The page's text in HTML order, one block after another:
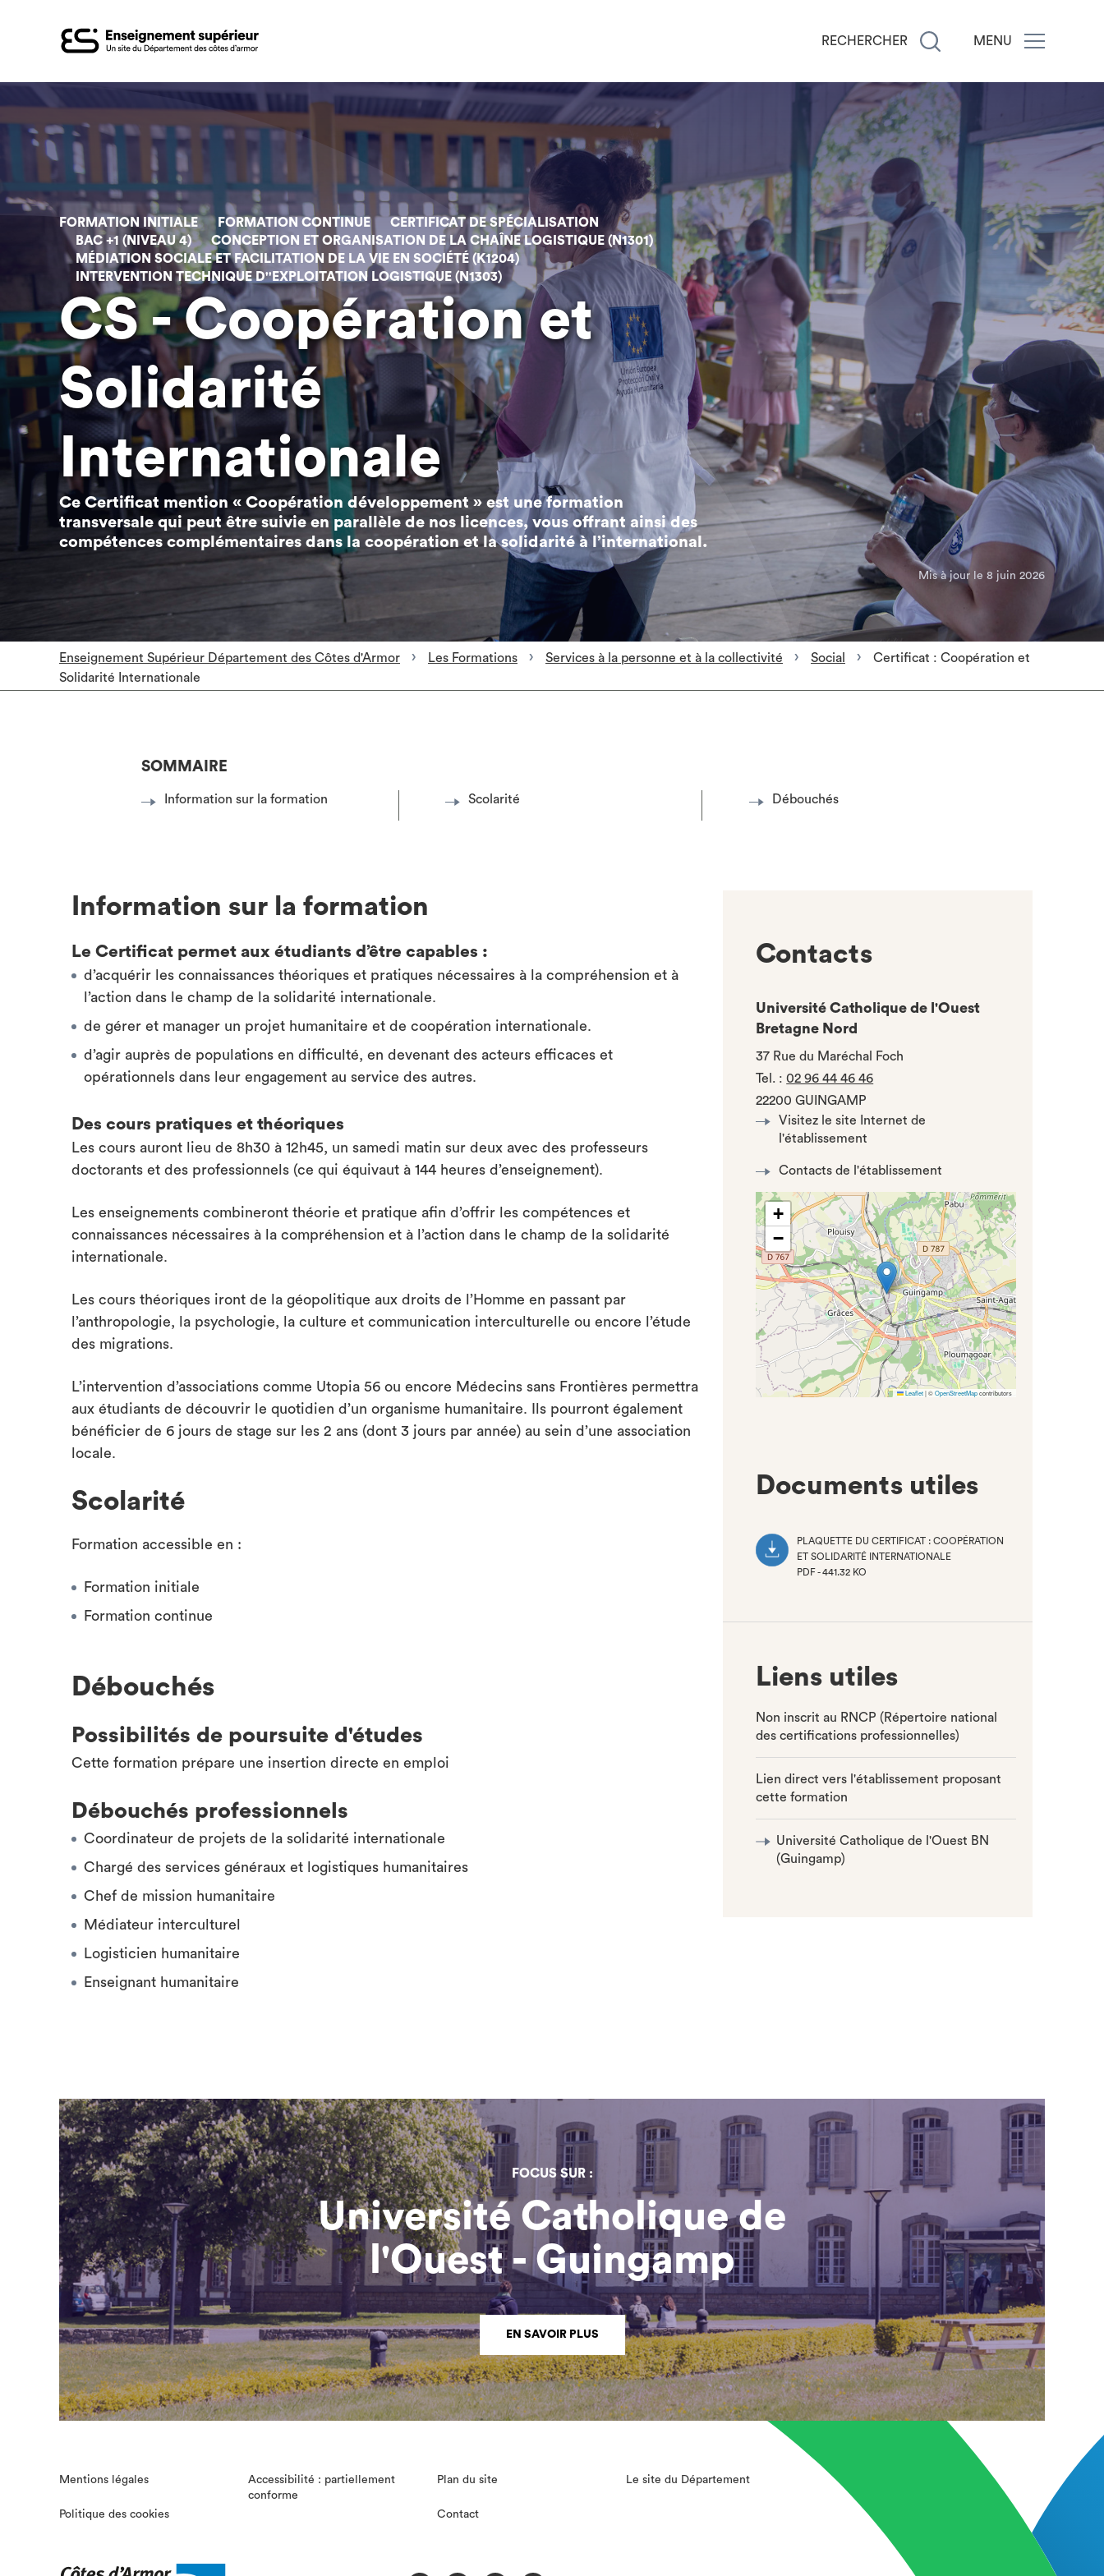
au
contenu
principal
RECHERCHER MENU
FORMATION INITIALE FORMATION CONTINUE
CERTIFICAT DE SPÉCIALISATION
BAC +1 (NIVEAU 4)
CONCEPTION ET ORGANISATION DE LA CHAÎNE LOGISTIQUE (N1301)
MÉDIATION SOCIALE ET FACILITATION DE LA VIE EN SOCIÉTÉ (K1204)
INTERVENTION TECHNIQUE D''EXPLOITATION LOGISTIQUE (N1303)
CS - Coopération et
Solidarité
Internationale
Ce Certificat mention « Coopération développement » est une formation
transversale qui peut être suivie en parallèle de nos licences, vous offrant ainsi des
compétences complémentaires dans la coopération et la solidarité à l’international.
Mis à jour le 8 juin 2026
Enseignement Supérieur Département des Côtes d'Armor Les Formations Services à la personne et à la collectivité Social
Certificat : Coopération et
Solidarité Internationale
SOMMAIRE
Information sur la formation Scolarité Débouchés
Information sur la formation
Le Certificat permet aux étudiants d’être capables :
d’acquérir les connaissances théoriques et pratiques nécessaires à la compréhension et à
l’action dans le champ de la solidarité internationale.
de gérer et manager un projet humanitaire et de coopération internationale.
d’agir auprès de populations en difficulté, en devenant des acteurs efficaces et
opérationnels dans leur engagement au service des autres.
Des cours pratiques et théoriques
Les cours auront lieu de 8h30 à 12h45, un samedi matin sur deux avec des professeurs
doctorants et des professionnels (ce qui équivaut à 144 heures d’enseignement).
Les enseignements combineront théorie et pratique afin d’offrir les compétences et
connaissances nécessaires à la compréhension et à l’action dans le champ de la solidarité
internationale.
Les cours théoriques iront de la géopolitique aux droits de l’Homme en passant par
l’anthropologie, la psychologie, la culture et communication interculturelle ou encore l’étude
des migrations.
L’intervention d’associations comme Utopia 56 ou encore Médecins sans Frontières permettra
aux étudiants de découvrir le quotidien d’un organisme humanitaire. Ils pourront également
bénéficier de 6 jours de stage sur les 2 ans (dont 3 jours par année) au sein d’une association
locale.
Scolarité
Formation accessible en :
Formation initiale
Formation continue
Débouchés
Possibilités de poursuite d'études
Cette formation prépare une insertion directe en emploi
Débouchés professionnels
Coordinateur de projets de la solidarité internationale
Chargé des services généraux et logistiques humanitaires
Chef de mission humanitaire
Médiateur interculturel
Logisticien humanitaire
Enseignant humanitaire
Contacts
Université Catholique de l'Ouest
Bretagne Nord
37 Rue du Maréchal Foch
Tel. :02 96 44 46 46
22200 GUINGAMP
Visitez le site Internet de
l'établissement
Contacts de l'établissement
+
−
Leaflet|©OpenStreetMapcontributors
Documents utiles
PLAQUETTE DU CERTIFICAT : COOPÉRATION
ET SOLIDARITÉ INTERNATIONALE
PDF - 441.32 KO
Liens utiles
Non inscrit au RNCP (Répertoire national
des certifications professionnelles)
Lien direct vers l'établissement proposant
cette formation
Université Catholique de l'Ouest BN
(Guingamp)
FOCUS SUR :
Université Catholique de
l'Ouest - Guingamp
EN SAVOIR PLUS
Mentions légales
Politique des cookies
Accessibilité : partiellement
conforme
Plan du site
Contact
Le site du Département